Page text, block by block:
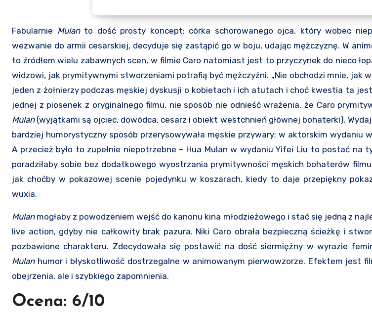
Fabularnie Mulan to dość prosty koncept: córka schorowanego ojca, który wobec
wezwanie do armii cesarskiej, decyduje się zastąpić go w boju, udając mężczyznę. W
to źródłem wielu zabawnych scen, w filmie Caro natomiast jest to przyczynek do nieco
widzowi, jak prymitywnymi stworzeniami potrafią być mężczyźni. „Nie obchodzi mnie, jak
jeden z żołnierzy podczas męskiej dyskusji o kobietach i ich atutach i choć kwestia ta
jednej z piosenek z oryginalnego filmu, nie sposób nie odnieść wrażenia, że Caro
Mulan (wyjątkami są ojciec, dowódca, cesarz i obiekt westchnień głównej bohaterki).
bardziej humorystyczny sposób przerysowywała męskie przywary; w aktorskim wydaniu
A przecież było to zupełnie niepotrzebne – Hua Mulan w wydaniu Yifei Liu to postać na
poradziłaby sobie bez dodatkowego wyostrzania prymitywności męskich bohaterów
jak choćby w pokazowej scenie pojedynku w koszarach, kiedy to daje przepiękny
wuxia.
Mulan mogłaby z powodzeniem wejść do kanonu kina młodzieżowego i stać się jedną z
live action, gdyby nie całkowity brak pazura. Niki Caro obrała bezpieczną ścieżkę i
pozbawione charakteru. Zdecydowała się postawić na dość siermiężny w wyrazie
Mulan humor i błyskotliwość dostrzegalne w animowanym pierwowzorze. Efektem jest
obejrzenia, ale i szybkiego zapomnienia.
Ocena: 6/10